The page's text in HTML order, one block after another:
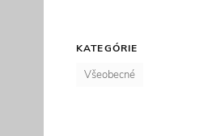
KATEGÓRIE
Všeobecné